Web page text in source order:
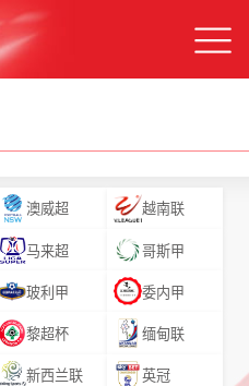
澳威超 越南联
马来超 哥斯甲
玻利甲 委内甲
黎超杯 缅甸联
新西兰联 英冠